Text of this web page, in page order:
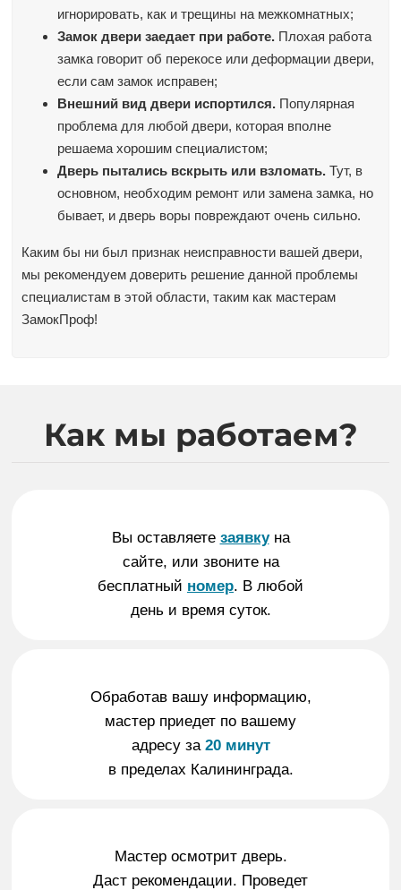
игнорировать, как и трещины на межкомнатных;
Замок двери заедает при работе. Плохая работа
замка говорит об перекосе или деформации двери,
если сам замок исправен;
Внешний вид двери испортился. Популярная
проблема для любой двери, которая вполне
решаема хорошим специалистом;
Дверь пытались вскрыть или взломать. Тут, в
основном, необходим ремонт или замена замка, но
бывает, и дверь воры повреждают очень сильно.
Каким бы ни был признак неисправности вашей двери,
мы рекомендуем доверить решение данной проблемы
специалистам в этой области, таким как мастерам
ЗамокПроф!
Как мы работаем?
Вы оставляете заявкуна
сайте, или звоните на
бесплатный номер. В любой
день и время суток.
Обработав вашу информацию,
мастер приедет по вашему
адресу за 20 минут
в пределах Калининграда.
Мастер осмотрит дверь.
Даст рекомендации. Проведет